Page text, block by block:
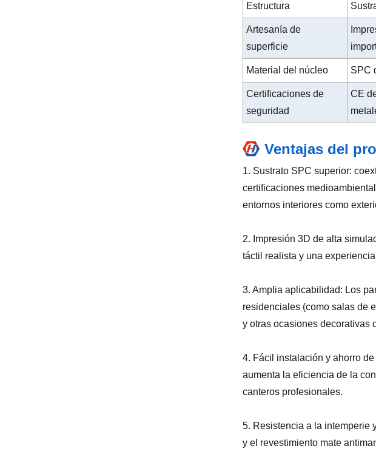
Estructura
Artesanía de
superficie
Material del núcleo SPC
Certificaciones de
seguridad
CE
Ventajas del
1. Sustrato SPC superior:
certificaciones
entornos interiores como
2. Impresión 3D de alta
táctil realista y una
3. Amplia aplicabilidad: Los
residenciales (como salas de
y otras ocasiones decorativas
4. Fácil instalación y ahorro
aumenta la eficiencia de la
canteros profesionales.
5. Resistencia a la intemperie
y el revestimiento mate